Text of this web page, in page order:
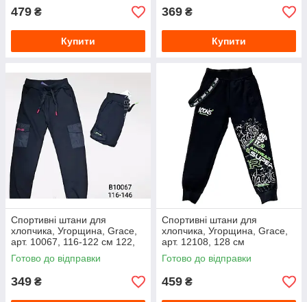
479 ₴
Купити
369 ₴
Купити
Спортивні штани для
хлопчика, Угорщина, Grace,
арт. 10067, 116-122 см 122,
Чорний із червоним
Готово до відправки
349 ₴
Спортивні штани для
хлопчика, Угорщина, Grace,
арт. 12108, 128 см
Готово до відправки
459 ₴